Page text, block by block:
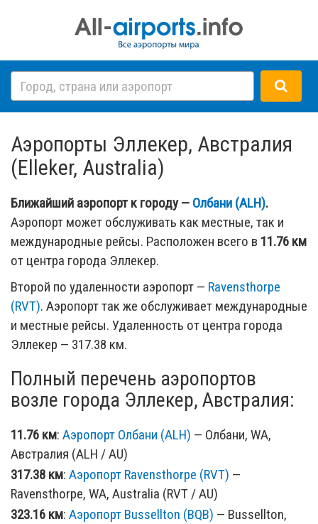
Аэропорты Эллекер, Австралия
(Elleker, Australia)
Ближайший аэропорт к городу — Олбани (ALH).
Аэропорт может обслуживать как местные, так и
международные рейсы. Расположен всего в 11.76 км
от центра города Эллекер.
Второй по удаленности аэропорт — Ravensthorpe
(RVT). Аэропорт так же обслуживает международные
и местные рейсы. Удаленность от центра города
Эллекер — 317.38 км.
Полный перечень аэропортов
возле города Эллекер, Австралия:
11.76 км: Аэропорт Олбани (ALH) — Олбани, WA,
Австралия (ALH / AU)
317.38 км: Аэропорт Ravensthorpe (RVT) —
Ravensthorpe, WA, Australia (RVT / AU)
323.16 км: Аэропорт Bussellton (BQB) — Bussellton,